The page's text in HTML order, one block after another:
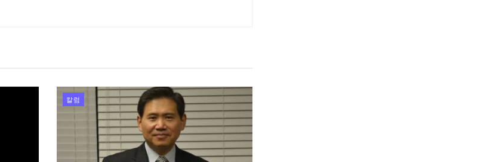
칼럼